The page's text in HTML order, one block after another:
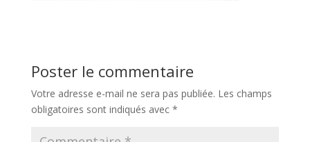
Poster le commentaire
Votre adresse e-mail ne sera pas publiée. Les champs
obligatoires sont indiqués avec *